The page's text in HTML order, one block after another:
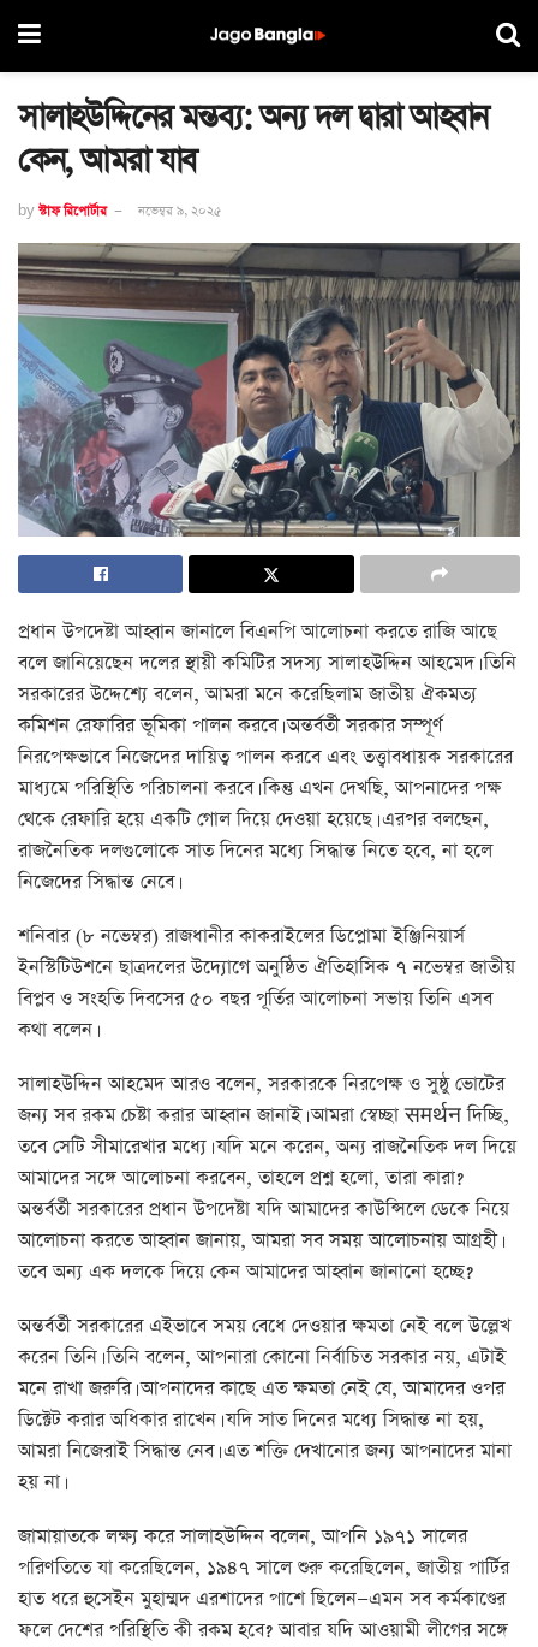
সালাহউদ্দিনের মন্তব্য: অন্য দল দ্বারা আহ্বান
কেন, আমরা যাব
by স্টাফ রিপোর্টার নভেম্বর ৯, ২০২৫
প্রধান উপদেষ্টা আহ্বান জানালে বিএনপি আলোচনা করতে রাজি আছে
বলে জানিয়েছেন দলের স্থায়ী কমিটির সদস্য সালাহউদ্দিন আহমেদ। তিনি
সরকারের উদ্দেশ্যে বলেন, আমরা মনে করেছিলাম জাতীয় ঐকমত্য
কমিশন রেফারির ভূমিকা পালন করবে। অন্তর্বর্তী সরকার সম্পূর্ণ
নিরপেক্ষভাবে নিজেদের দায়িত্ব পালন করবে এবং তত্ত্বাবধায়ক সরকারের
মাধ্যমে পরিস্থিতি পরিচালনা করবে। কিন্তু এখন দেখছি, আপনাদের পক্ষ
থেকে রেফারি হয়ে একটি গোল দিয়ে দেওয়া হয়েছে। এরপর বলছেন,
রাজনৈতিক দলগুলোকে সাত দিনের মধ্যে সিদ্ধান্ত নিতে হবে, না হলে
নিজেদের সিদ্ধান্ত নেবে।
শনিবার (৮ নভেম্বর) রাজধানীর কাকরাইলের ডিপ্লোমা ইঞ্জিনিয়ার্স
ইনস্টিটিউশনে ছাত্রদলের উদ্যোগে অনুষ্ঠিত ঐতিহাসিক ৭ নভেম্বর জাতীয়
বিপ্লব ও সংহতি দিবসের ৫০ বছর পূর্তির আলোচনা সভায় তিনি এসব
কথা বলেন।
সালাহউদ্দিন আহমেদ আরও বলেন, সরকারকে নিরপেক্ষ ও সুষ্ঠু ভোটের
জন্য সব রকম চেষ্টা করার আহ্বান জানাই। আমরা স্বেচ্ছা समर्थन দিচ্ছি,
তবে সেটি সীমারেখার মধ্যে। যদি মনে করেন, অন্য রাজনৈতিক দল দিয়ে
আমাদের সঙ্গে আলোচনা করবেন, তাহলে প্রশ্ন হলো, তারা কারা?
অন্তর্বর্তী সরকারের প্রধান উপদেষ্টা যদি আমাদের কাউন্সিলে ডেকে নিয়ে
আলোচনা করতে আহ্বান জানায়, আমরা সব সময় আলোচনায় আগ্রহী।
তবে অন্য এক দলকে দিয়ে কেন আমাদের আহ্বান জানানো হচ্ছে?
অন্তর্বর্তী সরকারের এইভাবে সময় বেধে দেওয়ার ক্ষমতা নেই বলে উল্লেখ
করেন তিনি। তিনি বলেন, আপনারা কোনো নির্বাচিত সরকার নয়, এটাই
মনে রাখা জরুরি। আপনাদের কাছে এত ক্ষমতা নেই যে, আমাদের ওপর
ডিক্টেট করার অধিকার রাখেন। যদি সাত দিনের মধ্যে সিদ্ধান্ত না হয়,
আমরা নিজেরাই সিদ্ধান্ত নেব। এত শক্তি দেখানোর জন্য আপনাদের মানা
হয় না।
জামায়াতকে লক্ষ্য করে সালাহউদ্দিন বলেন, আপনি ১৯৭১ সালের
পরিণতিতে যা করেছিলেন, ১৯৪৭ সালে শুরু করেছিলেন, জাতীয় পার্টির
হাত ধরে হুসেইন মুহাম্মদ এরশাদের পাশে ছিলেন—এমন সব কর্মকাণ্ডের
ফলে দেশের পরিস্থিতি কী রকম হবে? আবার যদি আওয়ামী লীগের সঙ্গে